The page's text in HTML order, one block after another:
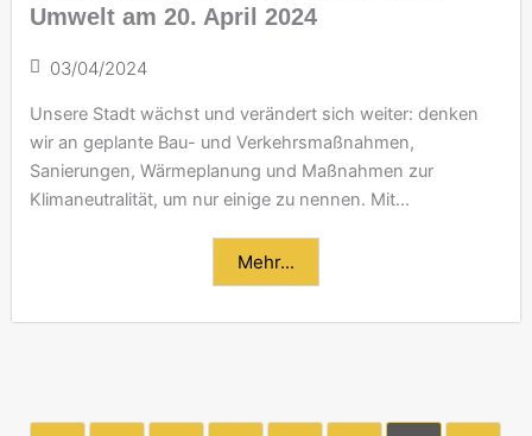
Umwelt am 20. April 2024
03/04/2024
Unsere Stadt wächst und verändert sich weiter: denken
wir an geplante Bau- und Verkehrsmaßnahmen,
Sanierungen, Wärmeplanung und Maßnahmen zur
Klimaneutralität, um nur einige zu nennen. Mit...
Mehr...